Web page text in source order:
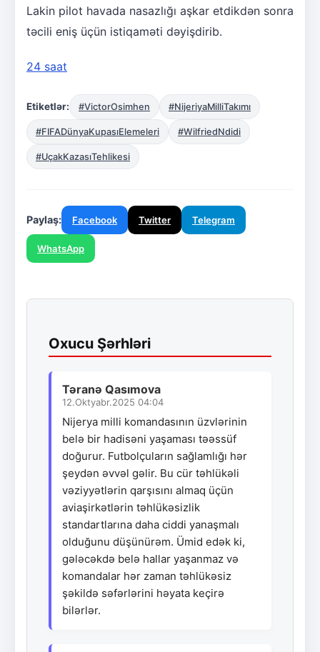
Lakin pilot havada nasazlığı aşkar etdikdən sonra
təcili eniş üçün istiqaməti dəyişdirib.
24 saat
Etiketlər: #VictorOsimhen #NijeriyaMilliTakımı
#FIFADünyaKupasıElemeleri #WilfriedNdidi
#UçakKazasıTehlikesi
Paylaş: Facebook Twitter Telegram
WhatsApp
Oxucu Şərhləri
Təranə Qasımova
12.Oktyabr.2025 04:04
Nijerya milli komandasının üzvlərinin
belə bir hadisəni yaşaması təəssüf
doğurur. Futbolçuların sağlamlığı hər
şeydən əvvəl gəlir. Bu cür təhlükəli
vəziyyətlərin qarşısını almaq üçün
aviaşirkətlərin təhlükəsizlik
standartlarına daha ciddi yanaşmalı
olduğunu düşünürəm. Ümid edək ki,
gələcəkdə belə hallar yaşanmaz və
komandalar hər zaman təhlükəsiz
şəkildə səfərlərini həyata keçirə
bilərlər.